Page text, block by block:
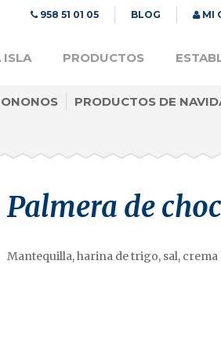
958 51 01 05 BLOG MI
ISLA PRODUCTOS
PRODUCTOS DE
Palmera de
Mantequilla, harina de trigo, sal, crema